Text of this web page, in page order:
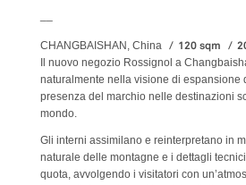
CHANGBAISHAN, China 120 sqm
Il nuovo negozio Rossignol a
naturalmente nella visione di espansione
presenza del marchio nelle destinazioni
mondo.
Gli interni assimilano e reinterpretano in
naturale delle montagne e i dettagli
quota, avvolgendo i visitatori con